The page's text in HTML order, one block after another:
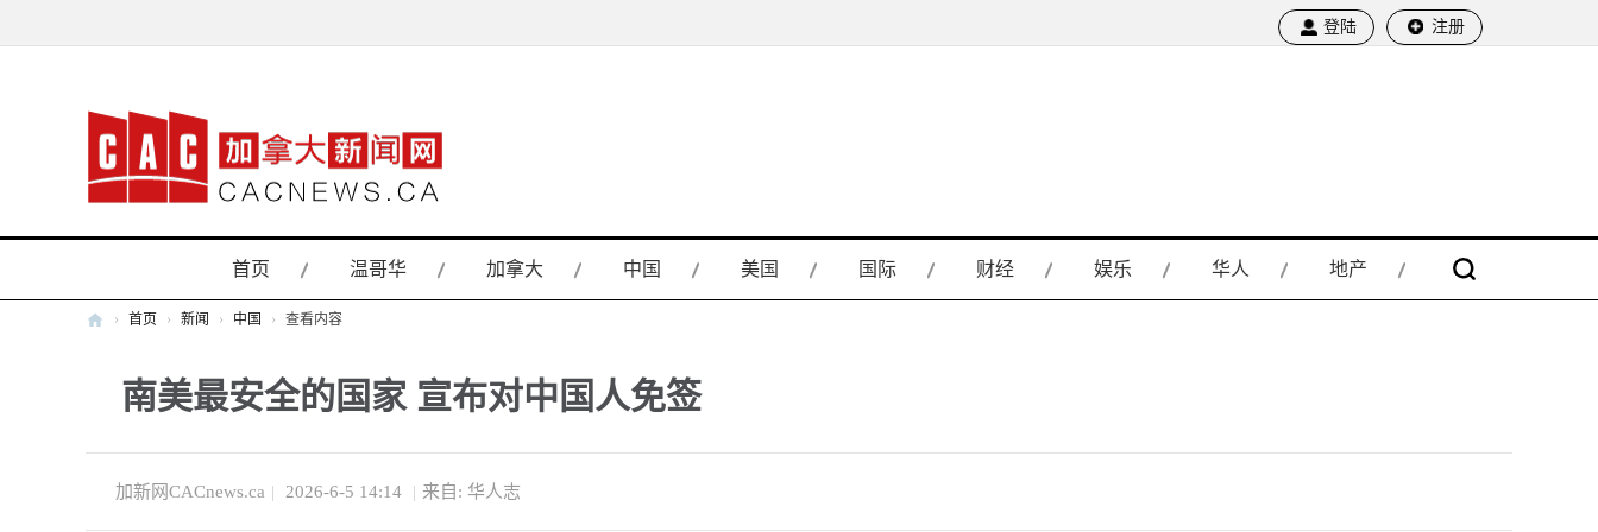
登陆 注册
首页 温哥华 加拿大 中国 美国 国际 财经 娱乐 华人 地产
新
网
› 首页 › 新闻 › 中国 › 查看内容
南美最安全的国家 宣布对中国人免签
加新网CACnews.ca | 2026-6-5 14:14 | 来自: 华人志